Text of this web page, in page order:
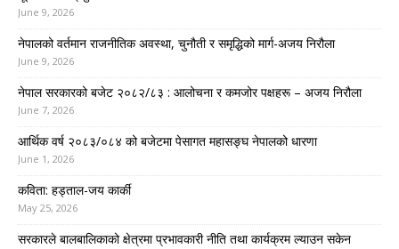
June 9, 2026
नेपालको वर्तमान राजनीतिक अवस्था, चुनौती र समृद्धिको मार्ग-अजय निरौला
June 9, 2026
नेपाल सरकारको बजेट २०८२/८३ : आलोचना र कमजोर पक्षहरू – अजय निरौला
June 7, 2026
आर्थिक वर्ष २०८३/०८४ को बजेटमा पेसागत महासङ्घ नेपालको धारणा
June 1, 2026
कविता: हड्ताल-जय कार्की
May 25, 2026
सरकारले बालबालिकाको क्षेत्रमा प्रभावकारी नीति तथा कार्यक्रम ल्याउन सकेन